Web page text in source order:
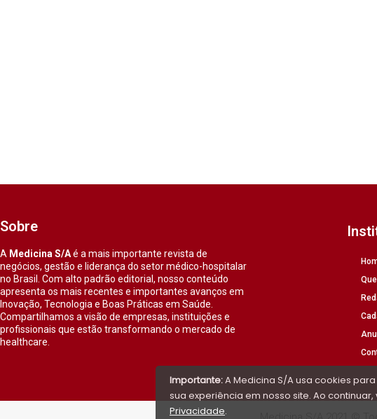
Sobre
A Medicina S/Aé a mais importante revista de
negócios, gestão e liderança do setor médico-hospitalar
no Brasil. Com alto padrão editorial, nosso conteúdo
apresenta os mais recentes e importantes avanços em
Inovação, Tecnologia e Boas Práticas em Saúde.
Compartilhamos a visão de empresas, instituições e
profissionais que estão transformando o mercado de
healthcare.
Importante:A Medicina S/A usa cookies
sua experiência em nosso site. Ao
Privacidade.